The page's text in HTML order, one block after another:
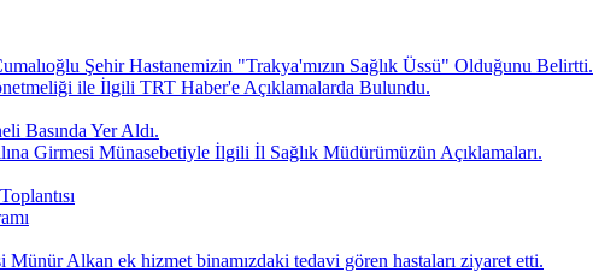
Şehir Hastanemizin "Trakya'mızın Sağlık Üssü" Olduğunu Belirtti.
ile İlgili TRT Haber'e Açıklamalarda Bulundu.
Basında Yer Aldı.
Girmesi Münasebetiyle İlgili İl Sağlık Müdürümüzün Açıklamaları.
Alkan ek hizmet binamızdaki tedavi gören hastaları ziyaret etti.